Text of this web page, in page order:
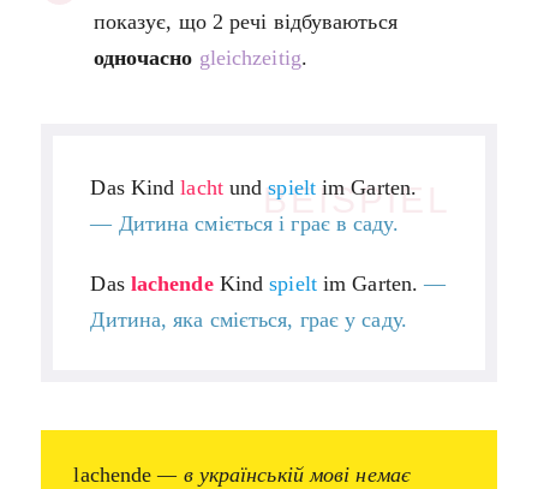
показує, що 2 речі відбуваються
одночасно gleichzeitig.
BEISPIEL
Das Kindlachtundspieltim Garten.
— Дитина сміється і грає в саду.
Das lachendeKindspieltim Garten. —
Дитина, яка сміється, грає у саду.
lachende — в українській мові немає